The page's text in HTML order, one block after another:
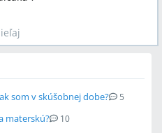
som v skúšobnej dobe? 5
materskú? 10